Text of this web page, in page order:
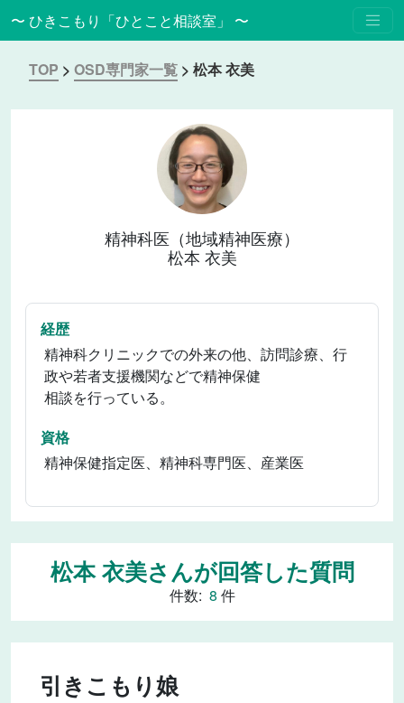
〜 ひきこもり「ひとこと相談室」 〜
TOP > OSD専門家一覧 > 松本 衣美
精神科医（地域精神医療）
松本 衣美
経歴
精神科クリニックでの外来の他、訪問診療、行
政や若者支援機関などで精神保健
相談を行っている。
資格
精神保健指定医、精神科専門医、産業医
松本 衣美さんが回答した質問
件数: 8 件
引きこもり娘